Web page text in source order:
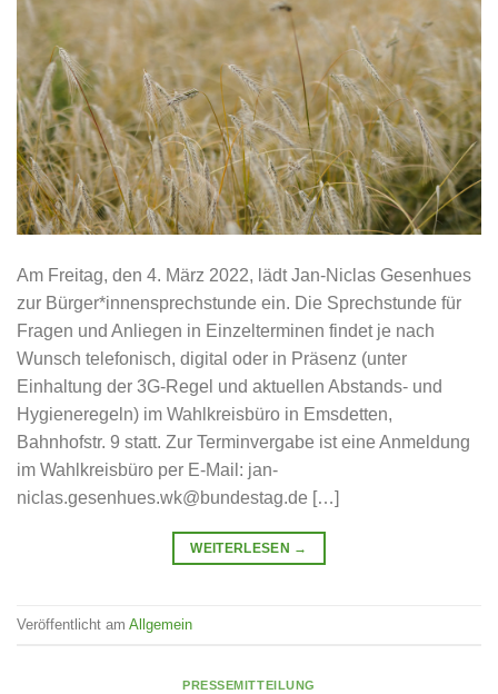
Am Freitag, den 4. März 2022, lädt Jan-Niclas Gesenhues
zur Bürger*innensprechstunde ein. Die Sprechstunde für
Fragen und Anliegen in Einzelterminen findet je nach
Wunsch telefonisch, digital oder in Präsenz (unter
Einhaltung der 3G-Regel und aktuellen Abstands- und
Hygieneregeln) im Wahlkreisbüro in Emsdetten,
Bahnhofstr. 9 statt. Zur Terminvergabe ist eine Anmeldung
im Wahlkreisbüro per E-Mail: jan-
niclas.gesenhues.wk@bundestag.de […]
WEITERLESEN →
Veröffentlicht am Allgemein
PRESSEMITTEILUNG